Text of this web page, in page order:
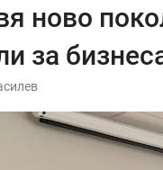
ново
за